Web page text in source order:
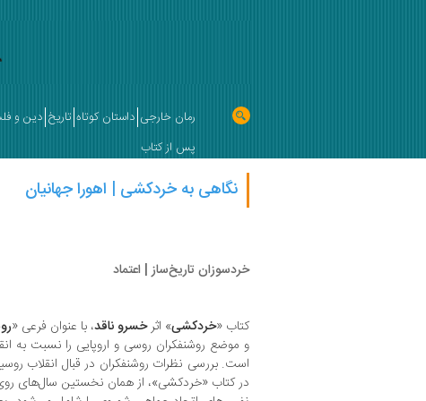
رمان خارجی داستان کوتاه تاریخ دین و
پس از کتاب
نگاهی به خردکشی | اهورا جهانیان
خردسوزان تاریخ‌ساز | اعتماد
کتاب «خردکشی» اثرخسرو ناقد، با عنوان فرعی «
و موضع روشنفکران روسی و اروپایی را نسبت به
است. بررسی نظرات روشنفکران در قبال انقلاب
در کتاب «خردکشی»، از همان نخستین سال‌های